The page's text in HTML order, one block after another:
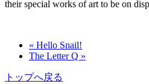
their special works of art to be on
« Hello Snail!
The Letter Q »
トップへ戻る